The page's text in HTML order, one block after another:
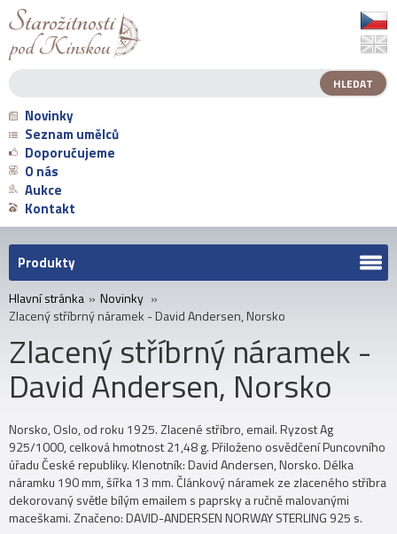
Novinky
Seznam umělců
Doporučujeme
O nás
Aukce
Kontakt
Produkty
Hlavní stránka » Novinky »
Zlacený stříbrný náramek - David Andersen, Norsko
Zlacený stříbrný náramek -
David Andersen, Norsko
Norsko, Oslo, od roku 1925. Zlacené stříbro, email. Ryzost Ag
925/1000, celková hmotnost 21,48 g. Přiloženo osvědčení Puncovního
úřadu České republiky. Klenotník: David Andersen, Norsko. Délka
náramku 190 mm, šířka 13 mm. Článkový náramek ze zlaceného stříbra
dekorovaný světle bílým emailem s paprsky a ručně malovanými
maceškami. Značeno: DAVID-ANDERSEN NORWAY STERLING 925 s.